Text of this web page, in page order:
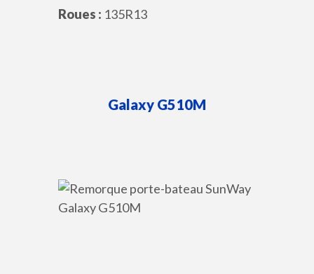
Roues : 135R13
Galaxy G510M